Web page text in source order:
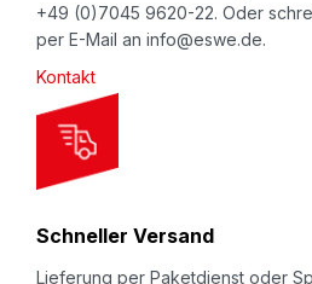
s
e
t
e
r
+49 (0)7045 9620-22. Oder
per E-Mail an info@eswe.de.
Kontakt
Schneller Versand
Lieferung per Paketdienst oder